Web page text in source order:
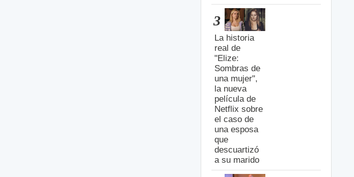
3
La historia
real de
"Elize:
Sombras de
una mujer",
la nueva
película de
Netflix sobre
el caso de
una esposa
que
descuartizó
a su marido